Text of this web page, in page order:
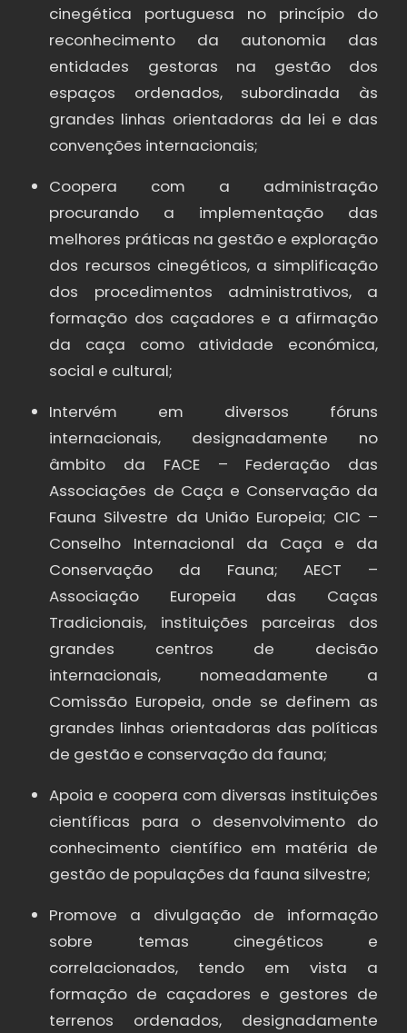
cinegética portuguesa no princípio do
reconhecimento da autonomia das
entidades gestoras na gestão dos
espaços ordenados, subordinada às
grandes linhas orientadoras da lei e das
convenções internacionais;
Coopera com a administração
procurando a implementação das
melhores práticas na gestão e exploração
dos recursos cinegéticos, a simplificação
dos procedimentos administrativos, a
formação dos caçadores e a afirmação
da caça como atividade económica,
social e cultural;
Intervém em diversos fóruns
internacionais, designadamente no
âmbito da FACE – Federação das
Associações de Caça e Conservação da
Fauna Silvestre da União Europeia; CIC –
Conselho Internacional da Caça e da
Conservação da Fauna; AECT –
Associação Europeia das Caças
Tradicionais, instituições parceiras dos
grandes centros de decisão
internacionais, nomeadamente a
Comissão Europeia, onde se definem as
grandes linhas orientadoras das políticas
de gestão e conservação da fauna;
Apoia e coopera com diversas instituições
científicas para o desenvolvimento do
conhecimento científico em matéria de
gestão de populações da fauna silvestre;
Promove a divulgação de informação
sobre temas cinegéticos e
correlacionados, tendo em vista a
formação de caçadores e gestores de
terrenos ordenados, designadamente